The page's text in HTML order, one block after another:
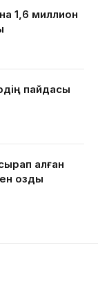
1,6 миллион
пайдасы
алған
озды